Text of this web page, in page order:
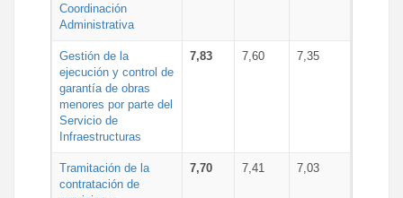
Coordinación
Administrativa
Gestión de la
ejecución y control de
garantía de obras
menores por parte del
Servicio de
Infraestructuras
7,83 7,60 7,35
Tramitación de la
contratación de
7,70 7,41 7,03